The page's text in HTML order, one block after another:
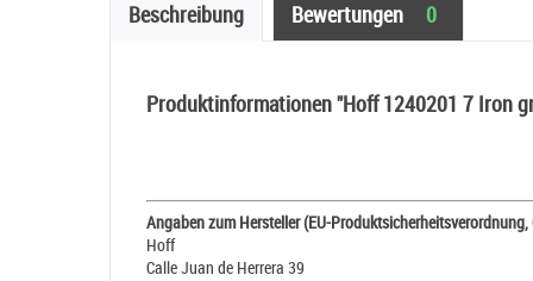
Beschreibung Bewertungen 0
Produktinformationen "Hoff 1240201 7 Iron
Angaben zum Hersteller (EU-Produktsicherheitsverordnung,
Hoff
Calle Juan de Herrera 39